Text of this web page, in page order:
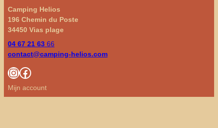
Camping Helios
196 Chemin du Poste
34450 Vias plage
04 67 21 63 66
contact@camping-helios.com
Instagram
Facebook
Mijn account